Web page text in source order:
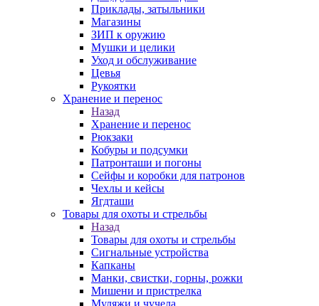
Приклады, затыльники
Магазины
ЗИП к оружию
Мушки и целики
Уход и обслуживание
Цевья
Рукоятки
Хранение и перенос
Назад
Хранение и перенос
Рюкзаки
Кобуры и подсумки
Патронташи и погоны
Сейфы и коробки для патронов
Чехлы и кейсы
Ягдташи
Товары для охоты и стрельбы
Назад
Товары для охоты и стрельбы
Сигнальные устройства
Капканы
Манки, свистки, горны, рожки
Мишени и пристрелка
Муляжи и чучела